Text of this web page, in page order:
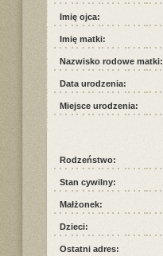
Imię ojca:
Imię matki:
Nazwisko rodowe matki:
Data urodzenia:
Miejsce urodzenia:
Rodzeństwo:
Stan cywilny:
Małżonek:
Dzieci:
Ostatni adres: